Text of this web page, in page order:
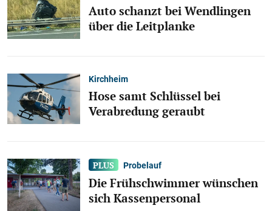
Auto schanzt bei Wendlingen
über die Leitplanke
Kirchheim
Hose samt Schlüssel bei
Verabredung geraubt
Probelauf
Die Frühschwimmer wünschen
sich Kassenpersonal